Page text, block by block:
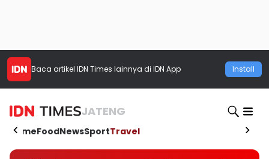
Baca artikel IDN Times lainnya di IDN App Install
JATENG
HomeFoodNewsSportTravel